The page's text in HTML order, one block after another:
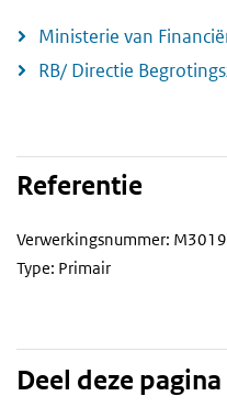
Ministerie van
RB/ Directie
Referentie
Verwerkingsnummer: M3019
Type: Primair
Deel deze pagina